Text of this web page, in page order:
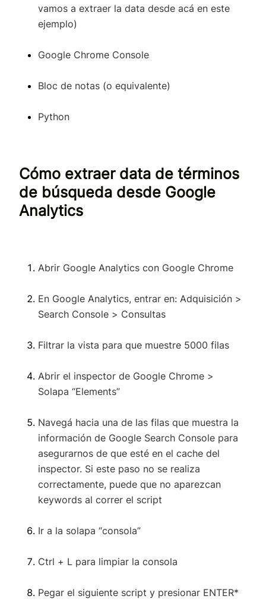
vamos a extraer la data desde acá en este
ejemplo)
Google Chrome Console
Bloc de notas (o equivalente)
Python
Cómo extraer data de términos
de búsqueda desde Google
Analytics
Abrir Google Analytics con Google Chrome
En Google Analytics, entrar en: Adquisición >
Search Console > Consultas
Filtrar la vista para que muestre 5000 filas
Abrir el inspector de Google Chrome >
Solapa “Elements”
Navegá hacia una de las filas que muestra la
información de Google Search Console para
asegurarnos de que esté en el cache del
inspector. Si este paso no se realiza
correctamente, puede que no aparezcan
keywords al correr el script
Ir a la solapa “consola”
Ctrl + L para limpiar la consola
Pegar el siguiente script y presionar ENTER*